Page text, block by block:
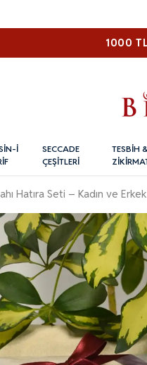
1000
İ
SECCADE
ÇEŞİTLERİ
TESBİH
Hatıra Seti – Kadın ve